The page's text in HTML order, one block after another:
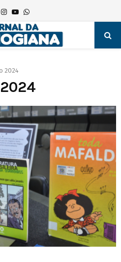
Instagram
YoutubeWhatsapp
2024